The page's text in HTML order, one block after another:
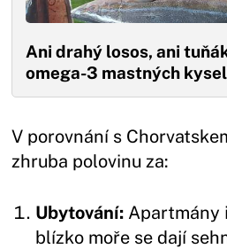
Ani drahý losos, ani
omega-3 mastných
V porovnání s
zhruba polovinu za:
Ubytování: Apartmány
blízko moře se dají